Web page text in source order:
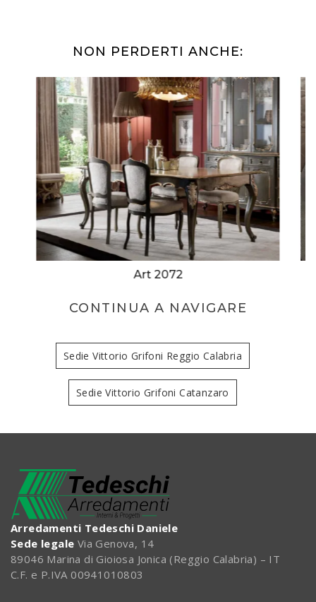
NON PERDERTI ANCHE:
Art 2072
CONTINUA A NAVIGARE
Sedie Vittorio Grifoni Reggio Calabria
Sedie Vittorio Grifoni Catanzaro
Arredamenti Tedeschi Daniele
Sede legale Via Genova, 14
89046 Marina di Gioiosa Jonica (Reggio Calabria) – IT
C.F. e P.IVA 00941010803